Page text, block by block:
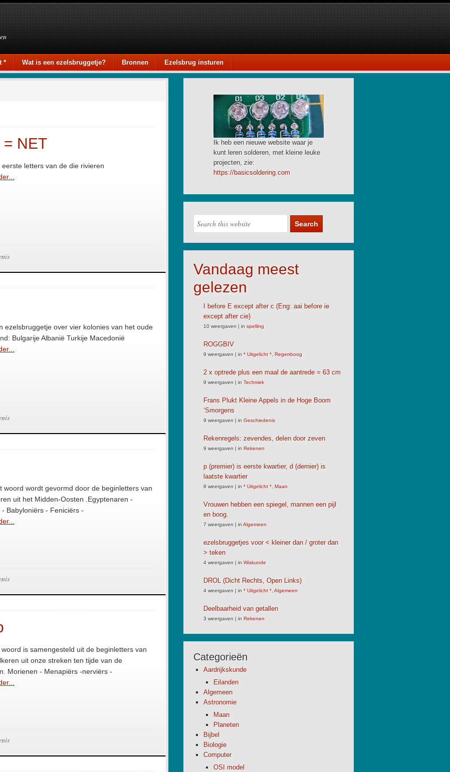
* Wat is een ezelsbruggetje? Bronnen Ezelsbrug insturen
= NET
eerste letters van de die rivieren
ezelsbruggetje over vier kolonies van het oude
Bulgarije Albanië Turkije Macedonië
woord wordt gevormd door de beginletters van
uit het Midden-Oosten .Egyptenaren -
- Babyloniërs - Feniciërs -
woord is samengesteld uit de beginletters van
uit onze streken ten tijde van de
Morienen - Menapiërs -nerviërs -
Ik heb een nieuwe website waar je
kunt leren solderen, met kleine leuke
projecten, zie:
https://basicsoldering.com
Vandaag meest
gelezen
I before E except after c (Eng: aai before ie
except after cie)
10 weergaven | in spelling
ROGGBIV
9 weergaven | in * Uitgelicht *, Regenboog
2 x optrede plus een maal de aantrede = 63 cm
9 weergaven | in Techniek
Frans Plukt Kleine Appels in de Hoge Boom
‘Smorgens
9 weergaven | in Geschiedenis
Rekenregels: zevendes, delen door zeven
9 weergaven | in Rekenen
p (premier) is eerste kwartier, d (dernier) is
laatste kwartier
8 weergaven | in * Uitgelicht *, Maan
Vrouwen hebben een spiegel, mannen een pijl
en boog.
7 weergaven | in Algemeen
ezelsbruggetjes voor < kleiner dan / groter dan
> teken
4 weergaven | in Wiskunde
DROL (Dicht Rechts, Open Links)
4 weergaven | in * Uitgelicht *, Algemeen
Deelbaarheid van getallen
3 weergaven | in Rekenen
Categorieën
Aardrijkskunde
Eilanden
Algemeen
Astronomie
Maan
Planeten
Bijbel
Biologie
Computer
OSI model